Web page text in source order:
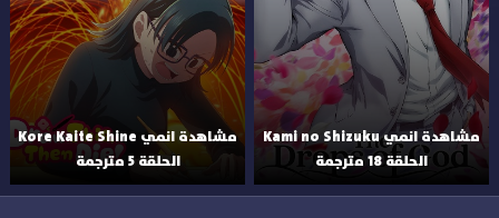
مشاهدة انمي Kami no Shizuku
الحلقة 18 مترجمة
مشاهدة انمي Kore Kaite Shine
الحلقة 5 مترجمة